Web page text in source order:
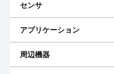
センサ
アプリケーション
周辺機器